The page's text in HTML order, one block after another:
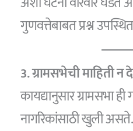
गुणवत्तेबाबत प्रश्न
3. ग्रामसभेची माहिती न
कायद्यानुसार ग्रामसभा ही
नागरिकांसाठी खुली असते.